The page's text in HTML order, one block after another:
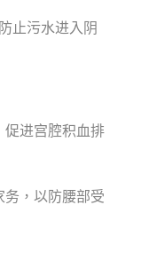
止污水进入阴
进宫腔积血排
，以防腰部受